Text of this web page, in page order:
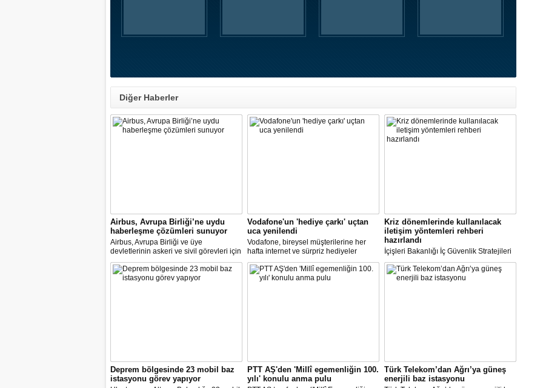
Diğer Haberler
Airbus, Avrupa Birliği’ne uydu
haberleşme çözümleri sunuyor
Airbus, Avrupa Birliği ve üye
devletlerinin askeri ve sivil görevleri için
uydu haberleşme çözümleri sağlamaya
yönelik anlaşma yaptı.
Vodafone'un 'hediye çarkı' uçtan
uca yenilendi
Vodafone, bireysel müşterilerine her
hafta internet ve sürpriz hediyeler
kazanma şansı sunduğu “Hediye Çarkı”
platformunu yeniledi. Vodafone
Yanımda uygulaması üzerinden erişilen
Kriz dönemlerinde kullanılacak
iletişim yöntemleri rehberi
hazırlandı
İçişleri Bakanlığı İç Güvenlik Stratejileri
Dairesi Başkanlığınca kriz durumlarının
iletişim yönetim sürecine ilişkin genel
bir model oluşturmak üzere "Kriz İletişim
Deprem bölgesinde 23 mobil baz
istasyonu görev yapıyor
PTT AŞ'den 'Millî egemenliğin 100.
yılı' konulu anma pulu
Türk Telekom’dan Ağrı’ya güneş
enerjili baz istasyonu